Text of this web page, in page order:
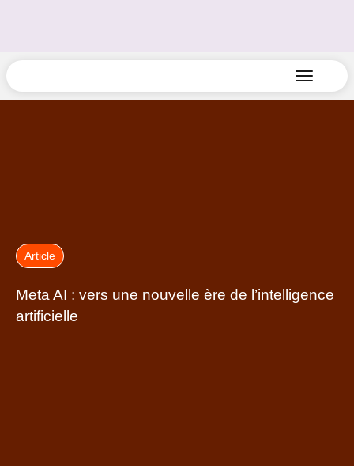
Article
Meta AI : vers une nouvelle ère de l’intelligence
artificielle